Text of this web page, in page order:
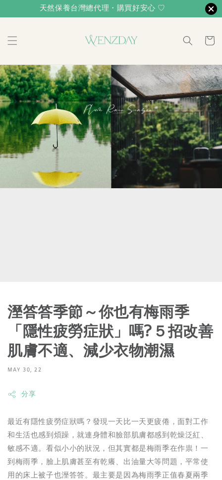
天然保養台灣總代理・購買好安心 ♡
溼答答季節～你也有梅雨季
「隱性疲勞症狀」嗎?５招改善
肌膚不適、減少衣物潮濕
MAY 30, 22
分享
最近有隱性疲勞症狀嗎？發現一天比一天更疲倦，面對工作
和生活也感到煩躁，就連身體和臉部肌膚都感到乾燥泛紅、
敏感不適。看似小小的狀況，但其實都是梅雨季在作祟！一
到梅雨季，臉上肌膚甚至有乾癢、出油量大等問題，平常使
用的床上被子也溼答答。最主要是因為梅雨季正值春夏兩季